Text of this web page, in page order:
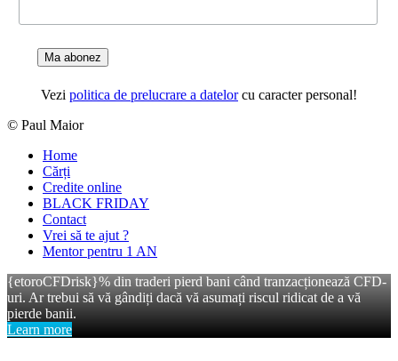
Ma abonez
Vezi politica de prelucrare a datelorcu caracter personal!
© Paul Maior
Home
Cărți
Credite online
BLACK FRIDAY
Contact
Vrei să te ajut ?
Mentor pentru 1 AN
{etoroCFDrisk}% din traderi pierd bani când tranzacționează CFD-
uri. Ar trebui să vă gândiți dacă vă asumați riscul ridicat de a vă
pierde banii.
Learn more